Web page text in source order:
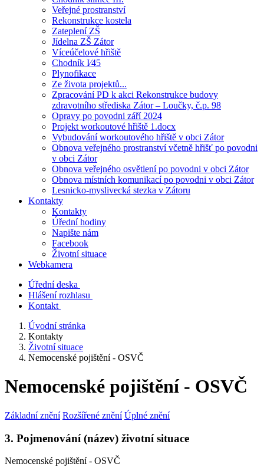
Veřejné prostranství
Rekonstrukce kostela
Zateplení ZŠ
Jídelna ZŠ Zátor
Víceúčelové hřiště
Chodník I⁄45
Plynofikace
Ze života projektů...
Zpracování PD k akci Rekonstrukce budovy
zdravotního střediska Zátor – Loučky, č.p. 98
Opravy po povodni září 2024
Projekt workoutové hřiště 1.docx
Vybudování workoutového hřiště v obci Zátor
Obnova veřejného prostranství včetně hřišť po povodni
v obci Zátor
Obnova veřejného osvětlení po povodni v obci Zátor
Obnova místních komunikací po povodni v obci Zátor
Lesnicko-myslivecká stezka v Zátoru
Kontakty
Kontakty
Úřední hodiny
Napište nám
Facebook
Životní situace
Webkamera
Úřední deska
Hlášení rozhlasu
Kontakt
Úvodní stránka
Kontakty
Životní situace
Nemocenské pojištění - OSVČ
Nemocenské pojištění - OSVČ
Základní znění Rozšířené znění Úplné znění
3. Pojmenování (název) životní situace
Nemocenské pojištění - OSVČ